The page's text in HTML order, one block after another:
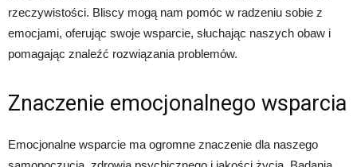
rzeczywistości. Bliscy mogą nam pomóc w radzeniu sobie z
emocjami, oferując swoje wsparcie, słuchając naszych obaw i
pomagając znaleźć rozwiązania problemów.
Znaczenie emocjonalnego wsparcia
Emocjonalne wsparcie ma ogromne znaczenie dla naszego